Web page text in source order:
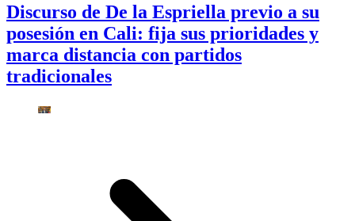
Discurso de De la Espriella previo a su
posesión en Cali: fija sus prioridades y
marca distancia con partidos
tradicionales